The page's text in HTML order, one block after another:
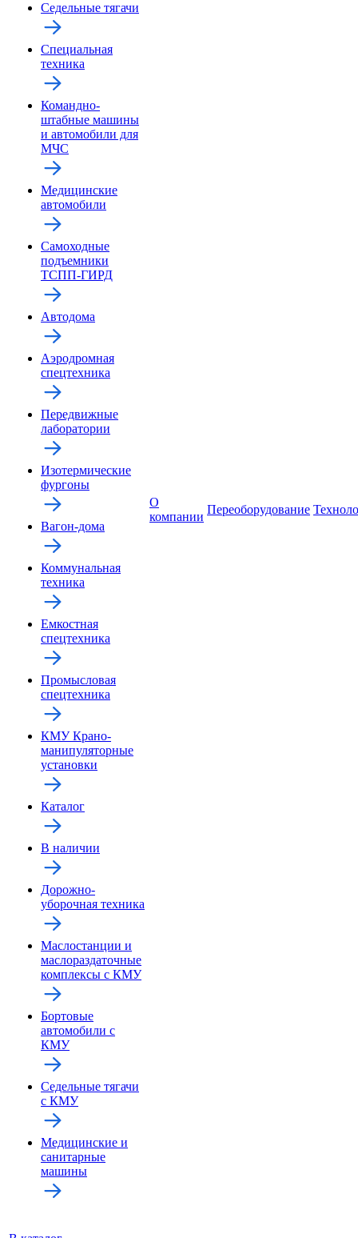
Седельные тягачи
Специальная
техника
Командно-
штабные машины
и автомобили для
МЧС
Медицинские
автомобили
Самоходные
подъемники
ТСПП-ГИРД
Автодома
Аэродромная
спецтехника
Передвижные
лаборатории
Изотермические
фургоны
Вагон-дома
Коммунальная
техника
Емкостная
спецтехника
Промысловая
спецтехника
КМУ Крано-
манипуляторные
установки
Каталог
В наличии
Дорожно-
уборочная техника
Маслостанции и
маслораздаточные
комплексы с КМУ
Бортовые
автомобили с
КМУ
Седельные тягачи
с КМУ
Медицинские и
санитарные
машины
О
компании
Переоборудование